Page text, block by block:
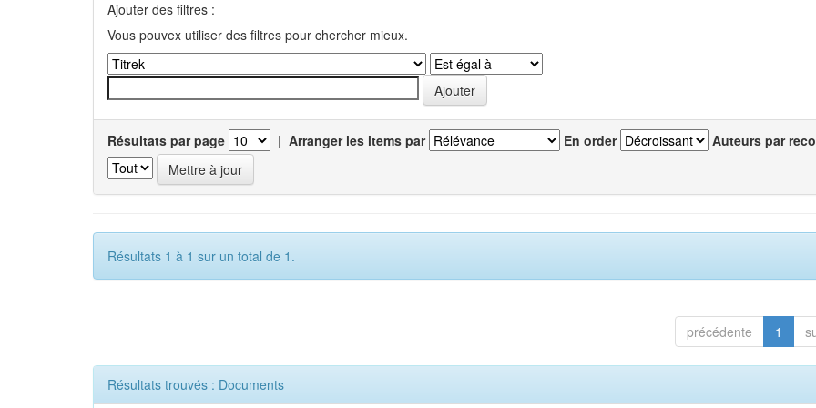
Ajouter des filtres :
Vous pouvex utiliser des filtres pour chercher mieux.
Résultats par page | Arranger les items par En order Auteurs par
Résultats 1 à 1 sur un total de 1.
précédente 1
Résultats trouvés : Documents